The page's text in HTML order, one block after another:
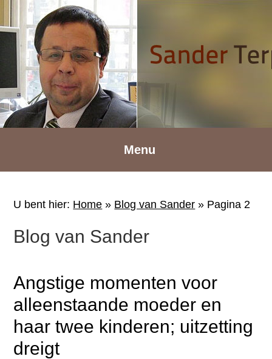
Spring
naar
hoofdnavigatie
naar
hoofd
inhoud
Spring
naar
voettekst
Menu
U bent hier: Home » Blog van Sander » Pagina 2
Blog van Sander
Angstige momenten voor
alleenstaande moeder en
haar twee kinderen; uitzetting
dreigt